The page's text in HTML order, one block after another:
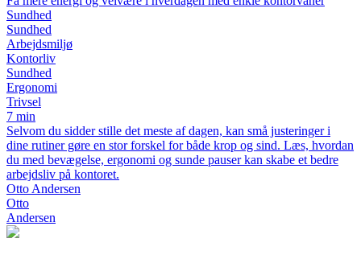
Sundhed
Sundhed
Arbejdsmiljø
Kontorliv
Sundhed
Ergonomi
Trivsel
7 min
Selvom du sidder stille det meste af dagen, kan små justeringer i
dine rutiner gøre en stor forskel for både krop og sind. Læs, hvordan
du med bevægelse, ergonomi og sunde pauser kan skabe et bedre
arbejdsliv på kontoret.
Otto Andersen
Otto
Andersen